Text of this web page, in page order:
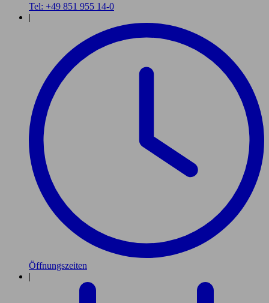
Tel: +49 851 955 14-0
|
Öffnungszeiten
|